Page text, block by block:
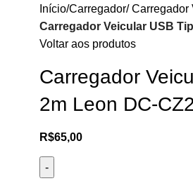
Início Carregador/ Carregador
Carregador Veicular USB
Voltar aos produtos
Carregador
2m Leon DC-
R$65,00